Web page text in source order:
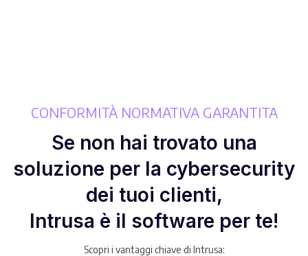
CONFORMITÀ NORMATIVA GARANTITA
Se non hai trovato una
soluzione per la cybersecurity
dei tuoi clienti,
Intrusa è il software per te!
Scopri i vantaggi chiave di Intrusa: